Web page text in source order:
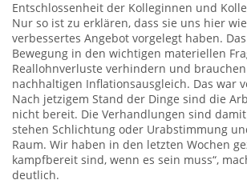
Entschlossenheit der Kolleginnen und
Nur so ist zu erklären, dass sie uns hier
verbessertes Angebot vorgelegt haben.
Bewegung in den wichtigen materiellen
Reallohnverluste verhindern und
nachhaltigen Inflationsausgleich. Das war
Nach jetzigem Stand der Dinge sind die
nicht bereit. Die Verhandlungen sind
stehen Schlichtung oder Urabstimmung
Raum. Wir haben in den letzten Wochen
kampfbereit sind, wenn es sein muss“,
deutlich.